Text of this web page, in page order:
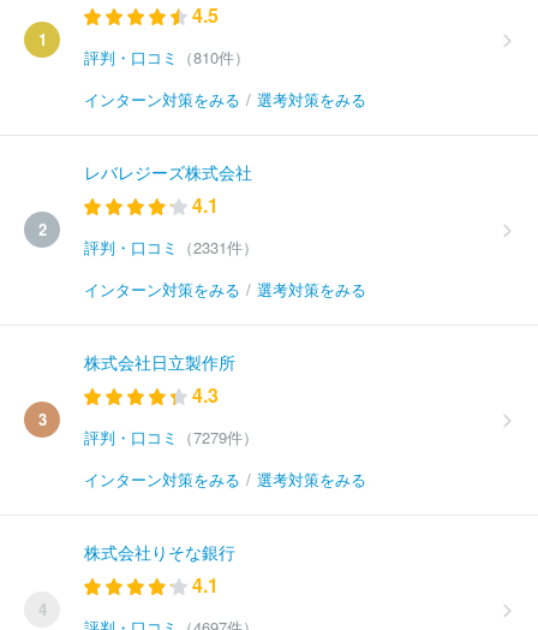
1
4.5
評判・口コミ
（810件）
インターン対策をみる / 選考対策をみる
2
レバレジーズ株式会社
4.1
評判・口コミ
（2331件）
インターン対策をみる / 選考対策をみる
3
株式会社日立製作所
4.3
評判・口コミ
（7279件）
インターン対策をみる / 選考対策をみる
4
株式会社りそな銀行
4.1